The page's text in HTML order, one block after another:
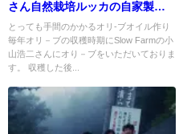
さん自然栽培ルッカの自家製オ
リ－ブオイル
とっても手間のかかるオリ-ブオイル作り
毎年オリ－ブの収穫時期にSlow Farmの小
山浩二さんにオり－ブをいただいておりま
す。 収穫した後...